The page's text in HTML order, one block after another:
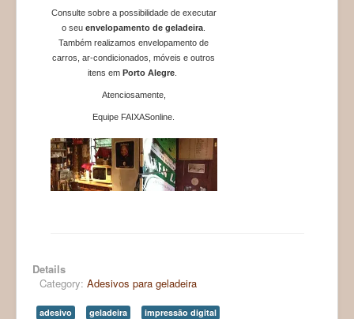
Consulte sobre a possibilidade de executar
o seu envelopamento de geladeira
Também realizamos envelopamento de
carros, ar-condicionados, móveis e outros
itens em Porto Alegre
Atenciosamente,
Equipe FAIXASonline.
Details
Category: Adesivos para geladeira
adesivo geladeira impressão digital